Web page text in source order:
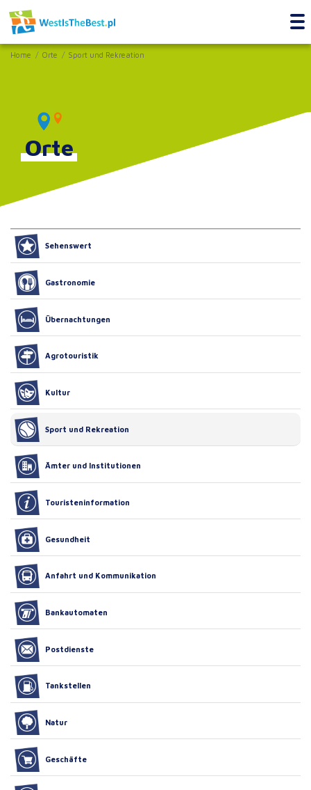
Home Orte Sport und Rekreation
Orte
Sehenswert
Gastronomie
Übernachtungen
Agrotouristik
Kultur
Sport und Rekreation
Ämter und Institutionen
Touristeninformation
Gesundheit
Anfahrt und Kommunikation
Bankautomaten
Postdienste
Tankstellen
Natur
Geschäfte